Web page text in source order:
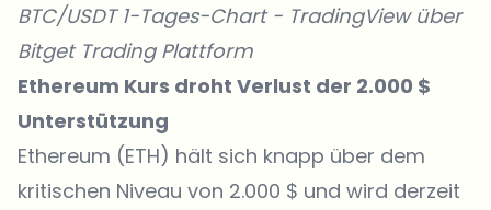
BTC/USDT 1-Tages-Chart - TradingViewüber
Bitget Trading Plattform
Ethereum Kurs droht Verlust der 2.000 $
Unterstützung
Ethereum (ETH) hält sich knapp über dem
kritischen Niveau von 2.000 $ und wird derzeit